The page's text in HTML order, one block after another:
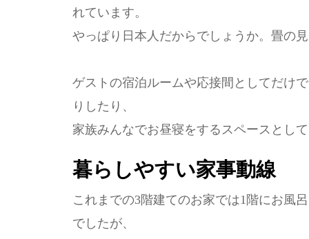
れています。
やっぱり日本人だからでしょうか。畳の
ゲストの宿泊ルームや応接間としてだけ
りしたり、
家族みんなでお昼寝をするスペースとし
暮らしやすい家事動線
これまでの3階建てのお家では1階にお風
でしたが、